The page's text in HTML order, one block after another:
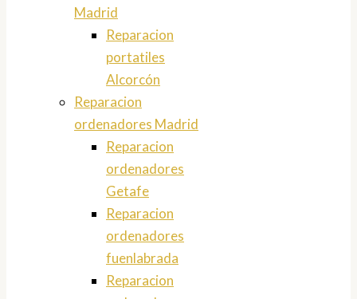
Madrid
Reparacion
portatiles
Alcorcón
Reparacion
ordenadores Madrid
Reparacion
ordenadores
Getafe
Reparacion
ordenadores
fuenlabrada
Reparacion